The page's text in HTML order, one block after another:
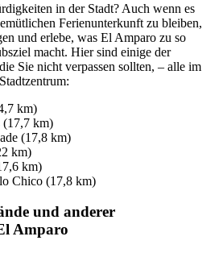
in der Stadt? Auch wenn es
Ferienunterkunft zu bleiben,
und erlebe, was El Amparo zu so
macht. Hier sind einige der
Sie nicht verpassen sollten, – alle im
km)
(17,7 km)
(17,8 km)
km)
km)
Chico (17,8 km)
und anderer
Amparo